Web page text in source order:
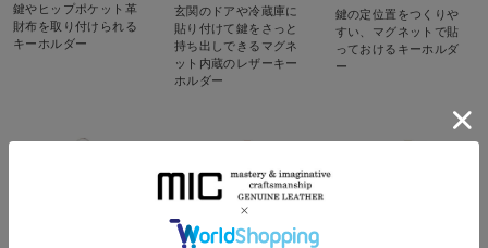
鍵やヒップポケット革
財布を取り付けられる
キーホルダー
玄関のドアや冷蔵庫に
貼り付けて鍵をさっと
持ち出しできるマグネ
ット内蔵のレザーキー
ホルダー
鍵の定位置をつくりや
すい、マグネットで貼
っておけるキーホルダ
ー
バグッダ ヒップポ
ケット キーチャー